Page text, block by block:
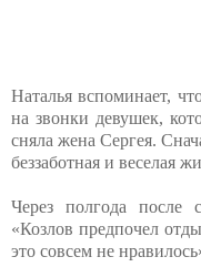
Наталья вспоминает,
на звонки девушек,
сняла жена Сергея.
беззаботная и веселая
Через полгода после
«Козлов предпочел
это совсем не